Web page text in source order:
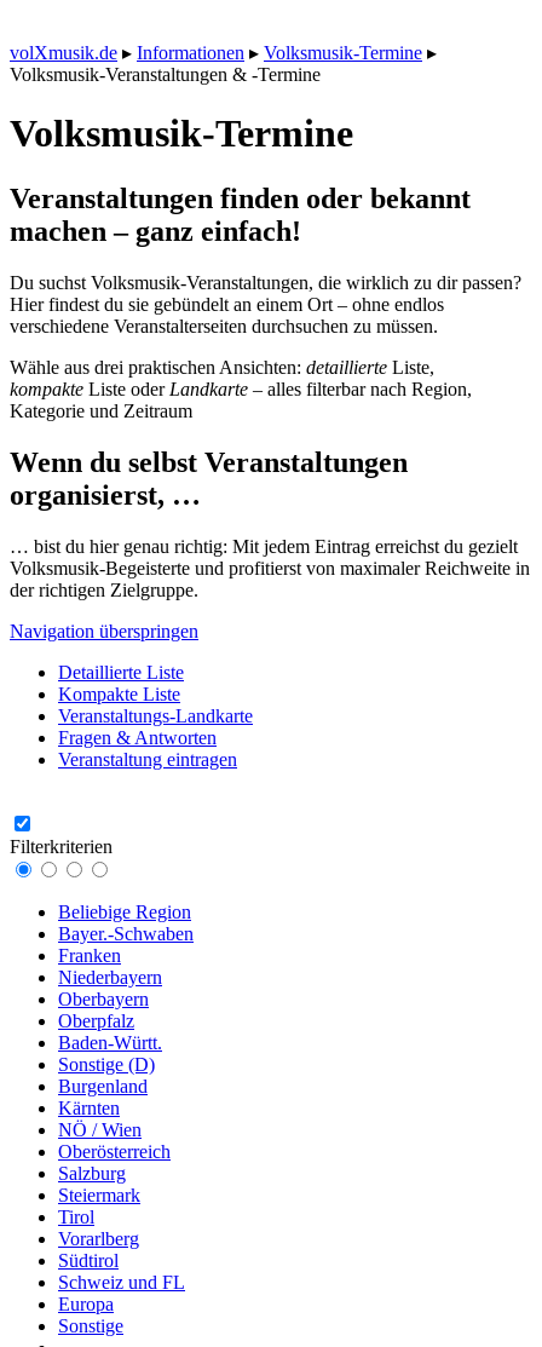
volXmusik.de ▸ Informationen ▸ Volksmusik-Termine ▸
Volksmusik-Veranstaltungen & -Termine
Volksmusik-Termine
Veranstaltungen finden oder bekannt
machen – ganz einfach!
Du suchst Volksmusik-Veranstaltungen, die wirklich zu dir passen?
Hier findest du sie gebündelt an einem Ort – ohne endlos
verschiedene Veranstalterseiten durchsuchen zu müssen.
Wähle aus drei praktischen Ansichten: detaillierte Liste,
kompakte Liste oder Landkarte – alles filterbar nach Region,
Kategorie und Zeitraum
Wenn du selbst Veranstaltungen
organisierst, …
… bist du hier genau richtig: Mit jedem Eintrag erreichst du gezielt
Volksmusik-Begeisterte und profitierst von maximaler Reichweite in
der richtigen Zielgruppe.
Navigation überspringen
Detaillierte Liste
Kompakte Liste
Veranstaltungs-Landkarte
Fragen & Antworten
Veranstaltung eintragen
Filterkriterien
Beliebige Region
Bayer.-Schwaben
Franken
Niederbayern
Oberbayern
Oberpfalz
Baden-Württ.
Sonstige (D)
Burgenland
Kärnten
NÖ / Wien
Oberösterreich
Salzburg
Steiermark
Tirol
Vorarlberg
Südtirol
Schweiz und FL
Europa
Sonstige